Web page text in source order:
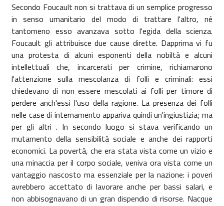
Secondo Foucault non si trattava di un semplice progresso
in senso umanitario del modo di trattare l'altro, né
tantomeno esso avanzava sotto l'egida della scienza.
Foucault gli attribuisce due cause dirette. Dapprima vi fu
una protesta di alcuni esponenti della nobiltà e alcuni
intellettuali che, incarcerati per crimine, richiamarono
l'attenzione sulla mescolanza di folli e criminali: essi
chiedevano di non essere mescolati ai folli per timore di
perdere anch'essi l'uso della ragione. La presenza dei folli
nelle case di internamento appariva quindi un'ingiustizia; ma
per gli altri . In secondo luogo si stava verificando un
mutamento della sensibilità sociale e anche dei rapporti
economici. La povertà, che era stata vista come un vizio e
una minaccia per il corpo sociale, veniva ora vista come un
vantaggio nascosto ma essenziale per la nazione: i poveri
avrebbero accettato di lavorare anche per bassi salari, e
non abbisognavano di un gran dispendio di risorse. Nacque